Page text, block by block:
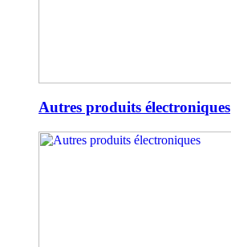
Autres produits électroniques